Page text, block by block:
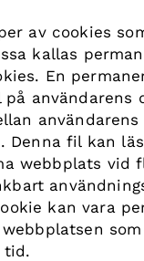
av cookies
kallas
En
användarens
Denna fil kan
webbplats vid
kan vara
tid.